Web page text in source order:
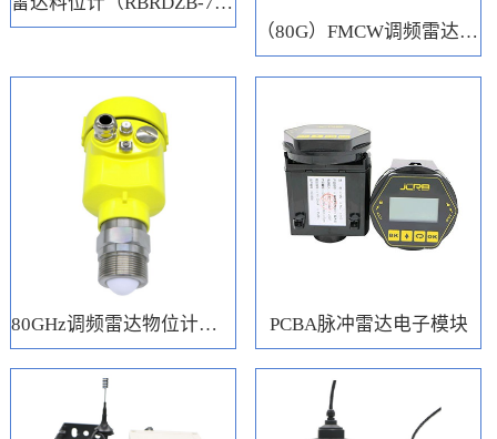
（80G）FMCW调频雷达电子模块
80GHz调频雷达物位计（RBRD71） PCBA脉冲雷达电子模块